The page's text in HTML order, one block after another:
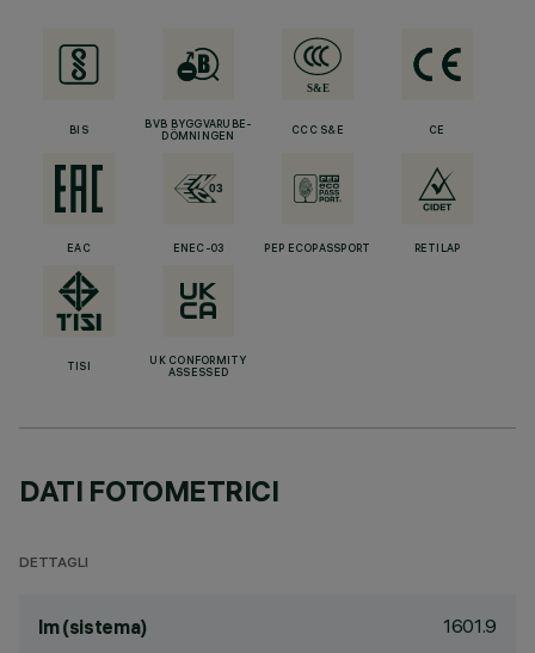
BIS
BVB BYGGVARUBE-
DÖMNINGEN
CCC S&E CE
EAC ENEC-03 PEP ECOPASSPORT RETILAP
TISI
UK CONFORMITY
ASSESSED
DATI FOTOMETRICI
DETTAGLI
lm (sistema) 1601.9